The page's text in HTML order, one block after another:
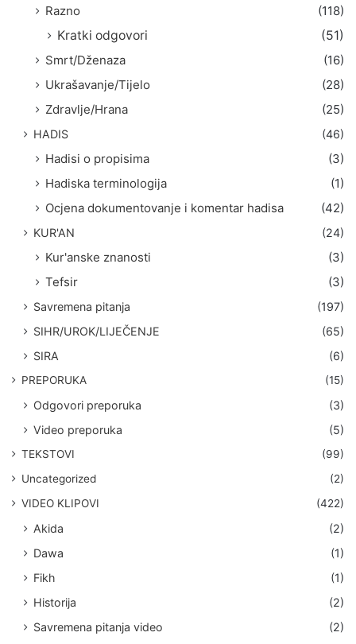
Razno
(118)
Kratki odgovori
(51)
Smrt/Dženaza
(16)
Ukrašavanje/Tijelo
(28)
Zdravlje/Hrana
(25)
HADIS (46)
Hadisi o propisima
(3)
Hadiska terminologija
(1)
Ocjena dokumentovanje i komentar hadisa
(42)
KUR'AN (24)
Kur'anske znanosti
(3)
Tefsir
(3)
Savremena pitanja
(197)
SIHR/UROK/LIJEČENJE
(65)
SIRA
(6)
PREPORUKA (15)
Odgovori preporuka
(3)
Video preporuka
(5)
TEKSTOVI
(99)
Uncategorized
(2)
VIDEO KLIPOVI
(422)
Akida
(2)
Dawa
(1)
Fikh
(1)
Historija
(2)
Savremena pitanja video
(2)